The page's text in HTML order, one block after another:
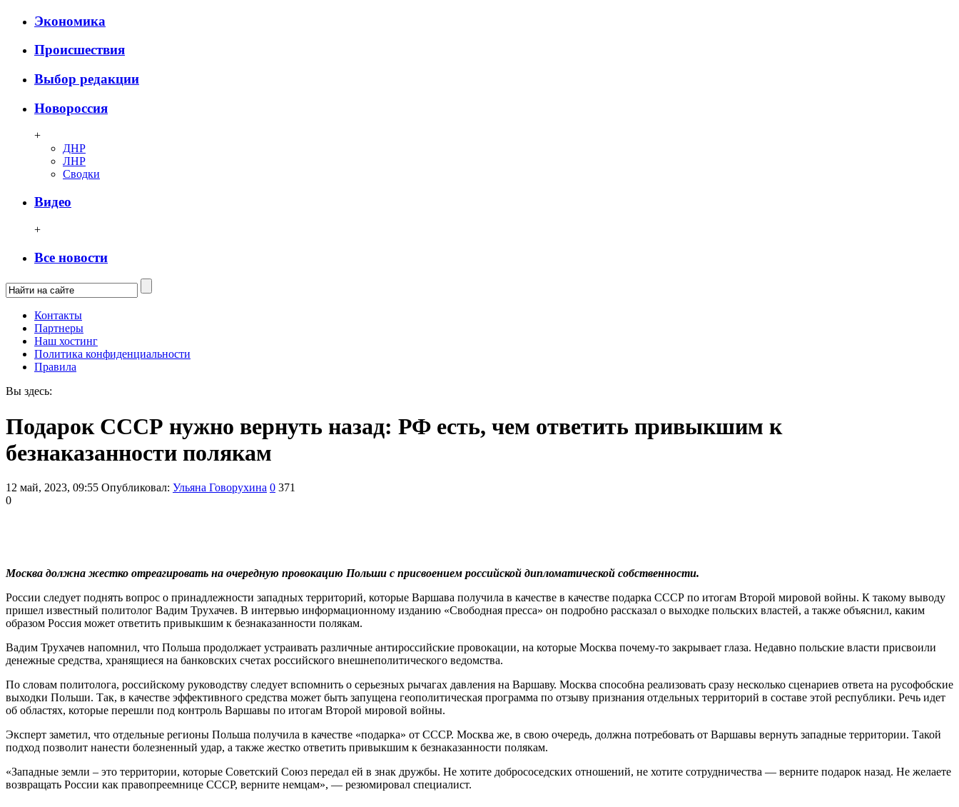
Экономика
Происшествия
Выбор редакции
Новороссия
+
ДНР
ЛНР
Сводки
Видео
+
Все новости
Контакты
Партнеры
Наш хостинг
Политика конфиденциальности
Правила
Вы здесь:
Подарок СССР нужно вернуть назад: РФ есть, чем ответить привыкшим к
безнаказанности полякам
12 май, 2023, 09:55 Опубликовал: Ульяна Говорухина 0 371
0
Москва должна жестко отреагировать на очередную провокацию Польши с присвоением российской дипломатической собственности.
России следует поднять вопрос о принадлежности западных территорий, которые Варшава получила в качестве в качестве подарка СССР по итогам Второй мировой войны. К такому выводу
пришел известный политолог Вадим Трухачев. В интервью информационному изданию «Свободная пресса» он подробно рассказал о выходке польских властей, а также объяснил, каким
образом Россия может ответить привыкшим к безнаказанности полякам.
Вадим Трухачев напомнил, что Польша продолжает устраивать различные антироссийские провокации, на которые Москва почему-то закрывает глаза. Недавно польские власти присвоили
денежные средства, хранящиеся на банковских счетах российского внешнеполитического ведомства.
По словам политолога, российскому руководству следует вспомнить о серьезных рычагах давления на Варшаву. Москва способна реализовать сразу несколько сценариев ответа на русофобские
выходки Польши. Так, в качестве эффективного средства может быть запущена геополитическая программа по отзыву признания отдельных территорий в составе этой республики. Речь идет
об областях, которые перешли под контроль Варшавы по итогам Второй мировой войны.
Эксперт заметил, что отдельные регионы Польша получила в качестве «подарка» от СССР. Москва же, в свою очередь, должна потребовать от Варшавы вернуть западные территории. Такой
подход позволит нанести болезненный удар, а также жестко ответить привыкшим к безнаказанности полякам.
«Западные земли – это территории, которые Советский Союз передал ей в знак дружбы. Не хотите добрососедских отношений, не хотите сотрудничества — верните подарок назад. Не желаете
возвращать России как правопреемнице СССР, верните немцам», — резюмировал специалист.